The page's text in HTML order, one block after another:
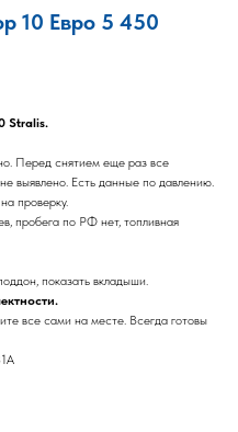
10 Евро 5 450
Stralis.
Перед снятием еще раз все
выявлено. Есть данные по давлению.
проверку.
пробега по РФ нет, топливная
показать вкладыши.
все сами на месте. Всегда готовы